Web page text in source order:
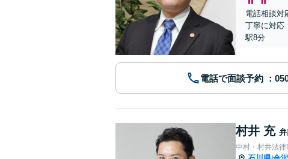
電話相談対
丁寧に対応
駅8分
電話で面談予約
村井 充
中村・村井法律